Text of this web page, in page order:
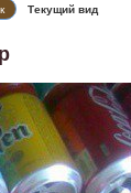
Текущий вид